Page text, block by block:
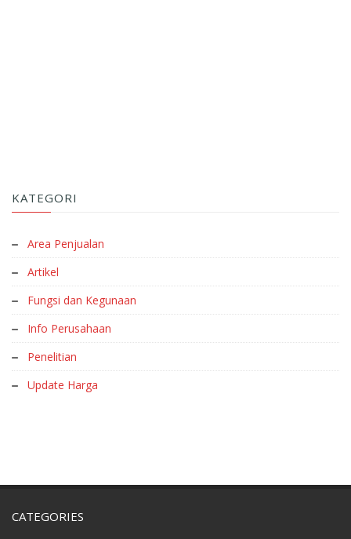
KATEGORI
Area Penjualan
Artikel
Fungsi dan Kegunaan
Info Perusahaan
Penelitian
Update Harga
CATEGORIES